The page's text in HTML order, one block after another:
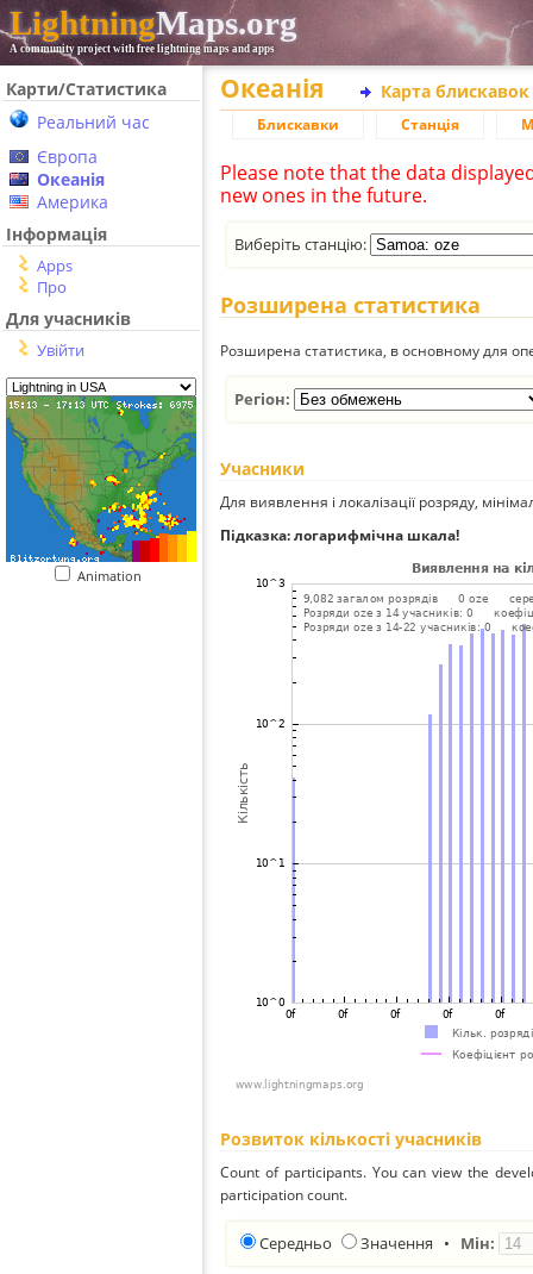
LightningMaps.org
A community project with free lightning maps and apps
Карти/Статистика
Реальний час
Європа
Океанія
Америка
Інформація
Apps
Про
Для учасників
Увійти
Animation
Океанія Карта
Блискавки Станція
Please note that the data
new ones in the future.
Виберіть станцію:
Розширена статистика
Розширена статистика, в основному для
Регіон:
Учасники
Для виявлення і локалізації розряду,
Підказка: логарифмічна шкала!
Розвиток кількості учасників
Count of participants. You can view the
participation count.
Середньо Значення • Мін: